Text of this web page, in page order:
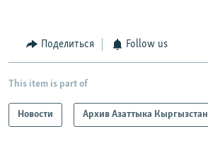
Поделиться Follow us
This item is part of
Новости Архив Азаттыка Кыргызстан